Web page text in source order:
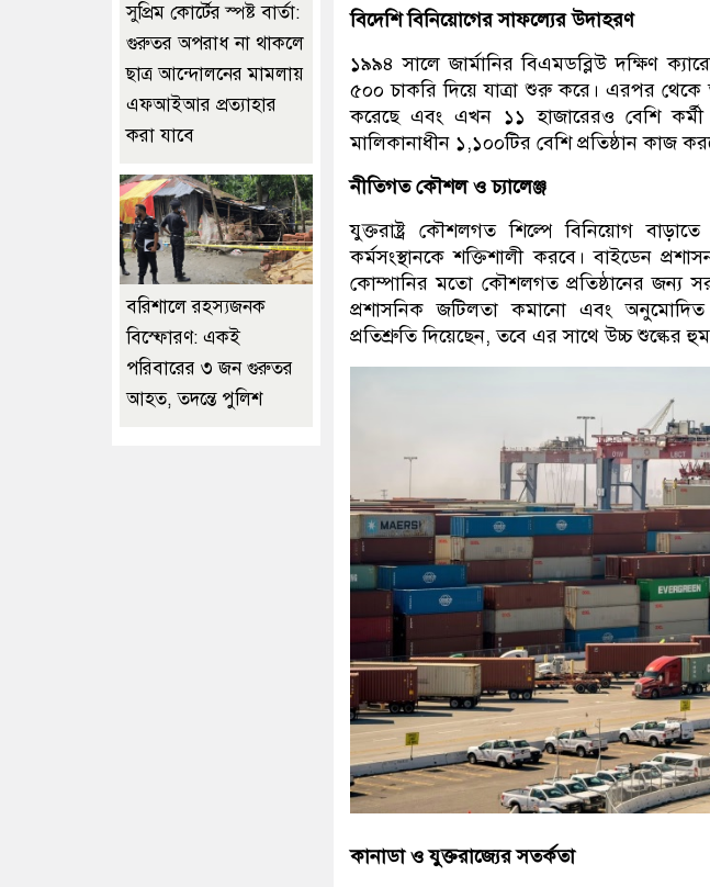
বিদেশি বিনিয়োগের সাফল্যের উদাহরণ
১৯৯৪ সালে জার্মানির বিএমডব্লিউ দক্ষিণ
৫০০ চাকরি দিয়ে যাত্রা শুরু করে। এরপর থেকে
করেছে এবং এখন ১১ হাজারেরও বেশি
মালিকানাধীন ১,১০০টির বেশি প্রতিষ্ঠান কাজ
নীতিগত কৌশল ও চ্যালেঞ্জ
যুক্তরাষ্ট্র কৌশলগত শিল্পে বিনিয়োগ
কর্মসংস্থানকে শক্তিশালী করবে। বাইডেন
কোম্পানির মতো কৌশলগত প্রতিষ্ঠানের জন্য
প্রশাসনিক জটিলতা কমানো এবং অনুমোদিত
প্রতিশ্রুতি দিয়েছেন, তবে এর সাথে উচ্চ শুল্কের
কানাডা ও যুক্তরাজ্যের সতর্কতা
সুপ্রিম কোর্টের স্পষ্ট বার্তা:
গুরুতর অপরাধ না থাকলে
ছাত্র আন্দোলনের মামলায়
এফআইআর প্রত্যাহার
করা যাবে
বরিশালে রহস্যজনক
বিস্ফোরণ: একই
পরিবারের ৩ জন গুরুতর
আহত, তদন্তে পুলিশ